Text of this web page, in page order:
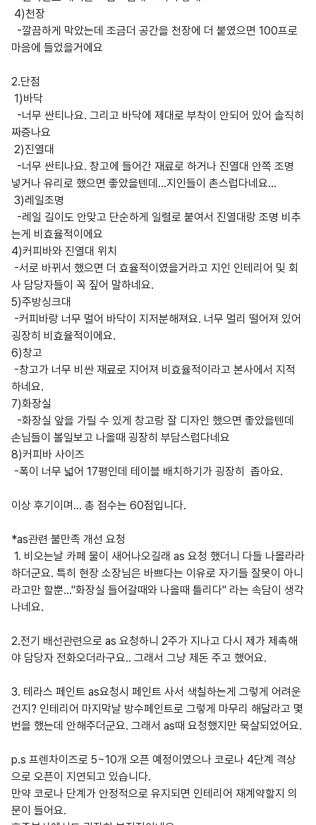
4)천장
-깔끔하게 막았는데 조금더 공간을 천장에 더 붙였으면 100프로
마음에 들었을거에요
2.단점
1)바닥
-너무 싼티나요. 그리고 바닥에 제대로 부착이 안되어 있어 솔직히
짜증나요
2)진열대
-너무 싼티나요. 창고에 들어간 재료로 하거나 진열대 안쪽 조명
넣거나 유리로 했으면 좋았을텐데...지인들이 촌스럽다네요...
3)레일조명
-레일 길이도 안맞고 단순하게 일렬로 붙여서 진열대랑 조명 비추
는게 비효율적이에요
4)커피바와 진열대 위치
-서로 바뀌서 했으면 더 효율적이였을거라고 지인 인테리어 및 회
사 담당자들이 꼭 짚어 말하네요.
5)주방싱크대
-커피바랑 너무 멀어 바닥이 지저분해져요. 너무 멀리 떨어져 있어
굉장히 비효율적이에요.
6)창고
-창고가 너무 비싼 재료로 지어져 비효율적이라고 본사에서 지적
하네요.
7)화장실
-화장실 앞을 가릴 수 있게 창고랑 잘 디자인 했으면 좋았을텐데
손님들이 볼일보고 나올때 굉장히 부담스럽다네요
8)커피바 사이즈
-폭이 너무 넓어 17평인데 테이블 배치하기가 굉장히 좁아요.
이상 후기이며... 총 점수는 60점입니다.
*as관련 불만족 개선 요청
1. 비오는날 카페 물이 새어나오길래 as 요청 했더니 다들 나몰라라
하더군요. 특히 현장 소장님은 바쁘다는 이유로 자기들 잘못이 아니
라고만 할뿐..."화장실 들어갈때와 나올때 틀리다" 라는 속담이 생각
나네요.
2.전기 배선관련으로 as 요청하니 2주가 지나고 다시 제가 제촉해
야 담당자 전화오더라구요.. 그래서 그냥 제돈 주고 했어요.
3. 테라스 페인트 as요청시 페인트 사서 색칠하는게 그렇게 어려운
건지? 인테리어 마지막날 방수페인트로 그렇게 마무리 해달라고 몇
번을 했는데 안해주더군요. 그래서 as때 요청했지만 묵살되었어요.
p.s 프렌차이즈로 5~10개 오픈 예정이였으나 코로나 4단계 격상
으로 오픈이 지연되고 있습니다.
만약 코로나 단계가 안정적으로 유지되면 인테리어 재계약할지 의
문이 들어요.